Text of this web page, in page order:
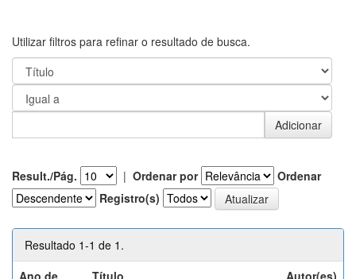
Utilizar filtros para refinar o resultado de busca.
Result./Pág. | Ordenar por
Ordenar
Registro(s)
Resultado 1-1 de 1.
Ano de
Título Autor(es)